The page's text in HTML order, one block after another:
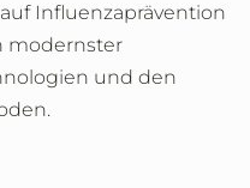
Influenzaprävention
modernster
und den